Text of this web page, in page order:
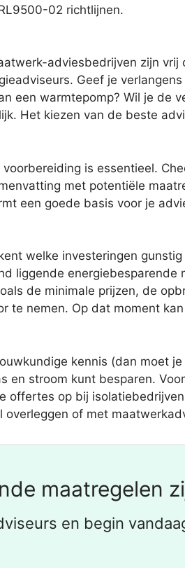
02 richtlijnen.
adviesbedrijven zijn
Geef je
een warmtepomp? Wil je de
Het kiezen van de beste
is essentieel.
met potentiële
een goede basis voor je
welke investeringen
liggende
de minimale prijzen, de
te nemen. Op dat moment
kennis (dan moet
en stroom kunt besparen.
offertes op bij
of met
maatregelen
en begin